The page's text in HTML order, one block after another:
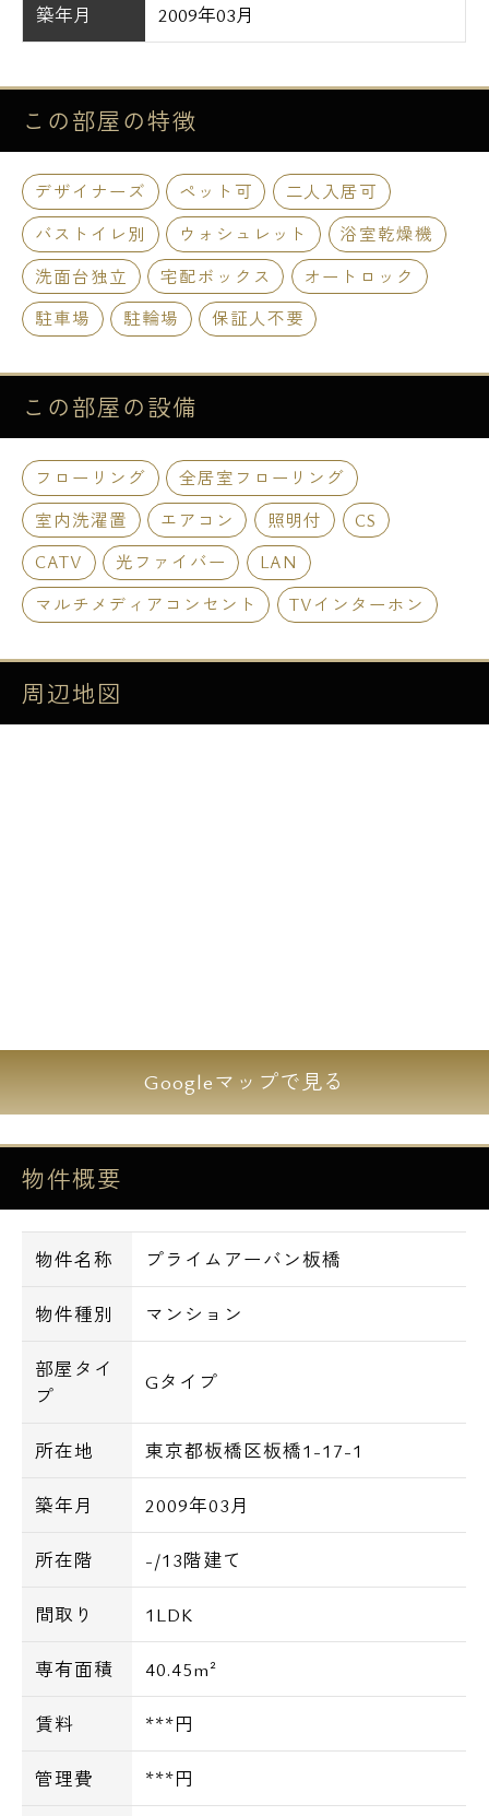
築年月 2009年03月
この部屋の特徴
デザイナーズ ペット可
二人入居可
バストイレ別
ウォシュレット
浴室乾燥機
洗面台独立
宅配ボックス
オートロック
駐車場
駐輪場 保証人不要
この部屋の設備
フローリング
全居室フローリング
室内洗濯置
エアコン 照明付
CS
CATV
光ファイバー
LAN
マルチメディアコンセント
TVインターホン
周辺地図
Googleマップで見る
物件概要
物件名称 プライムアーバン板橋
物件種別 マンション
部屋タイ
プ
Gタイプ
所在地 東京都板橋区板橋1-17-1
築年月 2009年03月
所在階 -/13階建て
間取り 1LDK
専有面積 40.45m²
賃料 ***円
管理費 ***円